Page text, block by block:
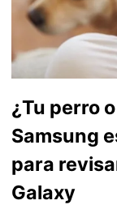
¿Tu perro
Samsung
para
Galaxy